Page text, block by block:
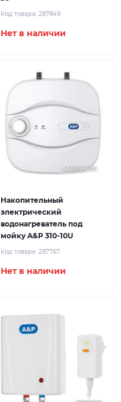
Код товара: 287849
Нет в наличии
Накопительный
электрический
водонагреватель под
мойку A&P 310-10U
Код товара: 287767
Нет в наличии